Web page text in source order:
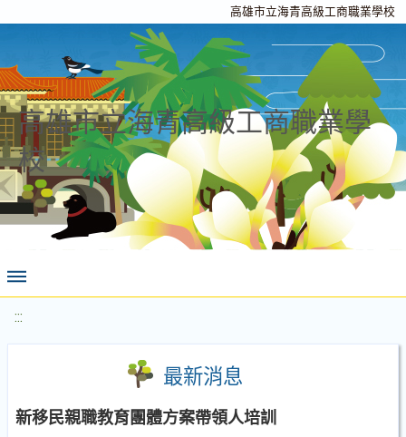
高雄市立海青高級工商職業學校
高雄市立海青高級工商職業學
校
:::
最新消息
新移民親職教育團體方案帶領人培訓